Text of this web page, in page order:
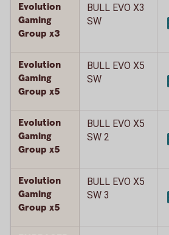
Evolution
Gaming
Group x3
BULL EVO X3
SW
Evolution
Gaming
Group x5
BULL EVO X5
SW
Evolution
Gaming
Group x5
BULL EVO X5
SW 2
Evolution
Gaming
Group x5
BULL EVO X5
SW 3